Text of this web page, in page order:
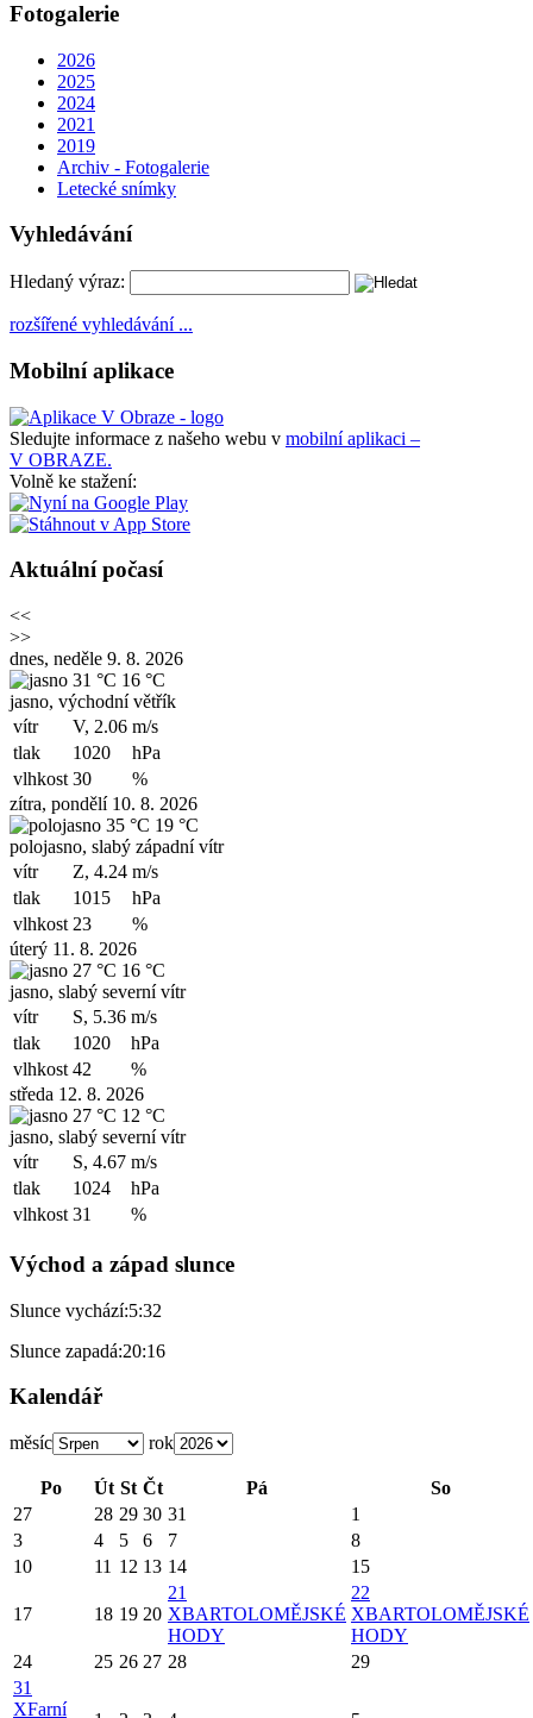
Fotogalerie
2026
2025
2024
2021
2019
Archiv - Fotogalerie
Letecké snímky
Vyhledávání
Hledaný výraz:
rozšířené vyhledávání ...
Mobilní aplikace
Sledujte informace z našeho webu v mobilní aplikaci –
V OBRAZE.
Volně ke stažení:
Aktuální počasí
<<
>>
dnes, neděle 9. 8. 2026
31 °C 16 °C
jasno, východní větřík
vítr
V, 2.06 m/s
tlak
1020
hPa
vlhkost 30
%
zítra, pondělí 10. 8. 2026
35 °C 19 °C
polojasno, slabý západní vítr
vítr
Z, 4.24 m/s
tlak
1015
hPa
vlhkost 23
%
úterý 11. 8. 2026
27 °C 16 °C
jasno, slabý severní vítr
vítr
S, 5.36 m/s
tlak
1020
hPa
vlhkost 42
%
středa 12. 8. 2026
27 °C 12 °C
jasno, slabý severní vítr
vítr
S, 4.67 m/s
tlak
1024
hPa
vlhkost 31 %
Východ a západ slunce
Slunce vychází:5:32
Slunce zapadá:20:16
Kalendář
měsíc rok
Po Út St Čt Pá
So
27
28 29 30 31
1
3
4 5 6 7
8
10
11 12 13 14 15
17 18 19 20
21
XBARTOLOMĚJSKÉ
HODY
22
XBARTOLOMĚJSKÉ
HODY
24
25 26 27 28
29
31
XFarní